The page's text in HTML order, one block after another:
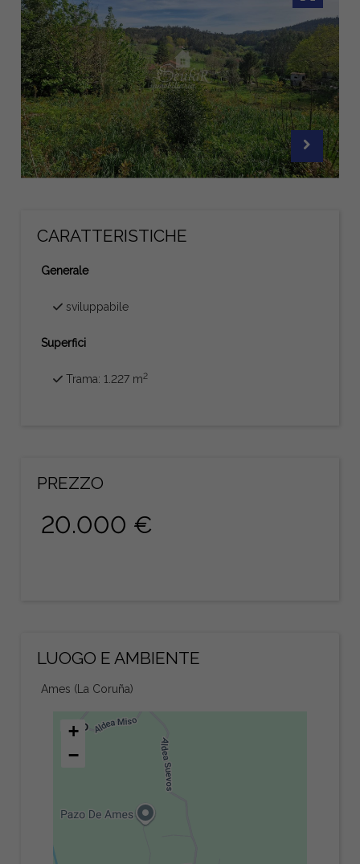
CARATTERISTICHE
Generale
sviluppabile
Superfici
Trama: 1.227 m2
PREZZO
20.000 €
LUOGO E AMBIENTE
Ames (La Coruña)
+
−